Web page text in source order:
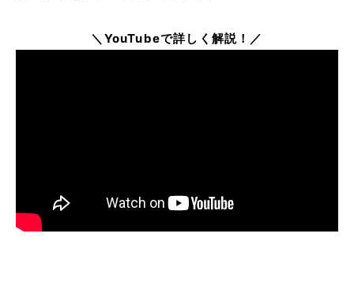
＼YouTubeで詳しく解説！／